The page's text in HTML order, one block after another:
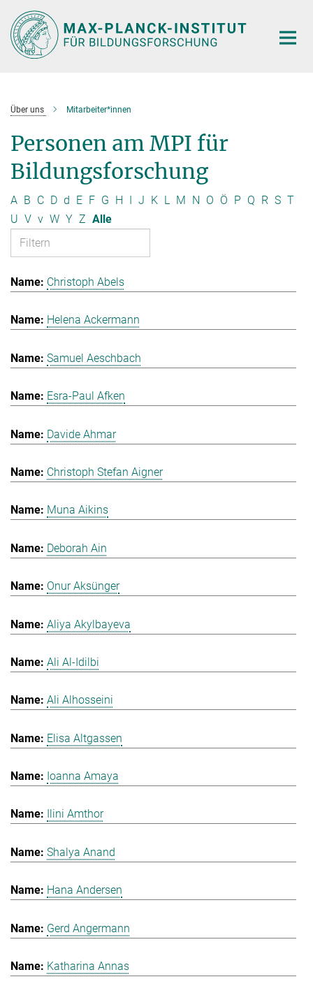
Hauptinhalt
Über uns Mitarbeiter*innen
Personen am MPI für
Bildungsforschung
A B C D d E F G H I J K L M N O Ö P Q R S T
U V v W Y Z Alle
Christoph Abels
Helena Ackermann
Samuel Aeschbach
Esra-Paul Afken
Davide Ahmar
Christoph Stefan Aigner
Muna Aikins
Deborah Ain
Onur Aksünger
Aliya Akylbayeva
Ali Al-Idilbi
Ali Alhosseini
Elisa Altgassen
Ioanna Amaya
Ilini Amthor
Shalya Anand
Hana Andersen
Gerd Angermann
Katharina Annas